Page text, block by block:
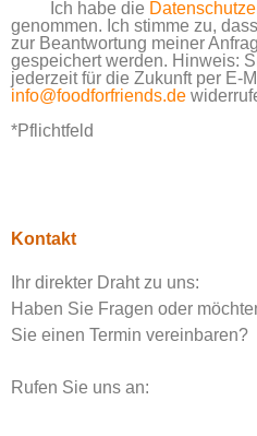
Kontakt
Ihr direkter Draht zu uns:
Haben Sie Fragen oder
Sie einen Termin vereinbaren?
Rufen Sie uns an:
Ich habe die
genommen. Ich stimme zu,
zur Beantwortung meiner
gespeichert werden. Hinweis:
jederzeit für die Zukunft per E-
info@foodforfriends.de
*Pflichtfeld